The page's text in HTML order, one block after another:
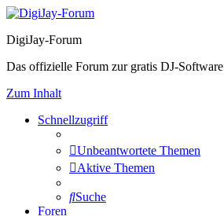
DigiJay-Forum
Das offizielle Forum zur gratis DJ-Software
Zum Inhalt
Schnellzugriff
Unbeantwortete Themen
Aktive Themen
Suche
Foren